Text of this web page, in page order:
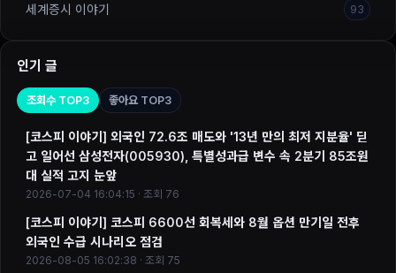
세계증시 이야기 93
인기 글
조회수 TOP3 좋아요 TOP3
[코스피 이야기] 외국인 72.6조 매도와 '13년 만의 최저 지분율' 딛
고 일어선 삼성전자(005930), 특별성과급 변수 속 2분기 85조원
대 실적 고지 눈앞
2026-07-04 16:04:15 · 조회 76
[코스피 이야기] 코스피 6600선 회복세와 8월 옵션 만기일 전후
외국인 수급 시나리오 점검
2026-08-05 16:02:38 · 조회 75